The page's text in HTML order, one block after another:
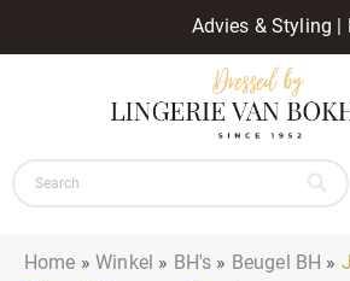
Advies & Styling |
Home »Winkel » BH's » Beugel BH »